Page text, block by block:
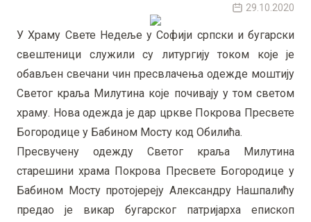
29.10.2020
У Храму Свете Недеље у Софији српски и бугарски
свештеници служили су литургију током које је
обављен свечани чин пресвлачења одежде моштију
Светог краља Милутина које почивају у том светом
храму. Нова одежда је дар цркве Покрова Пресвете
Богородице у Бабином Мосту код Обилића.
Пресвучену одежду Светог краља Милутина
старешини храма Покрова Пресвете Богородице у
Бабином Мосту протојереју Александру Нашпалићу
предао је викар бугарског патријарха епископ